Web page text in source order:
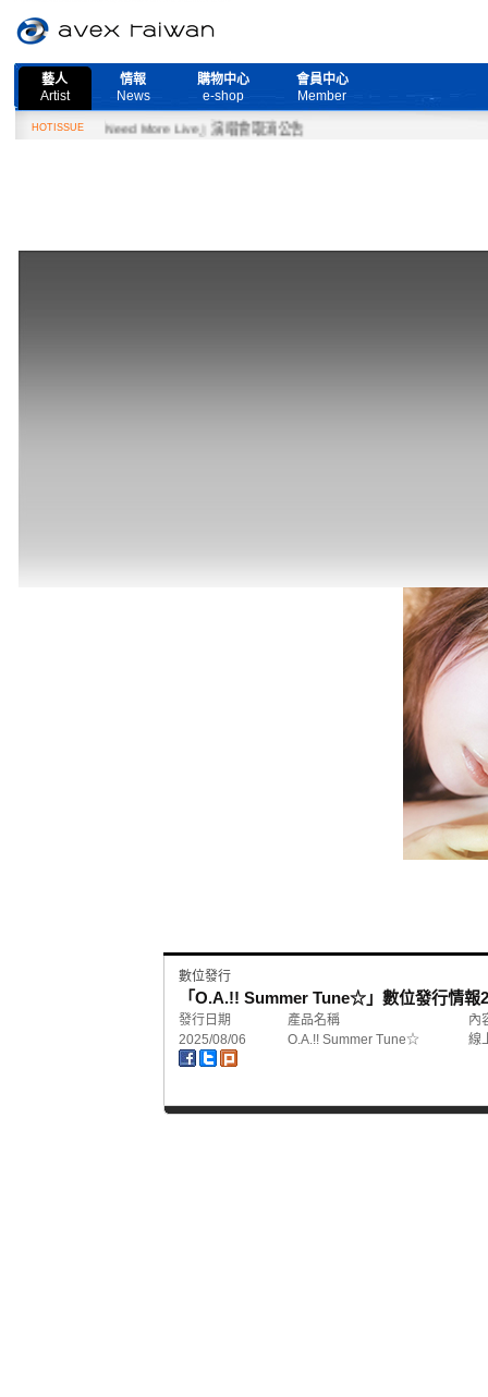
藝人
Artist
情報
News
購物中心
e-shop
會員中心
Member
HOTISSUE
27日『Need More Live』演唱會取消公告
數位發行
「O.A.!! Summer Tune☆」數位發行情報
發行日期 產品名稱
內
2025/08/06
O.A.!! Summer Tune☆ 線